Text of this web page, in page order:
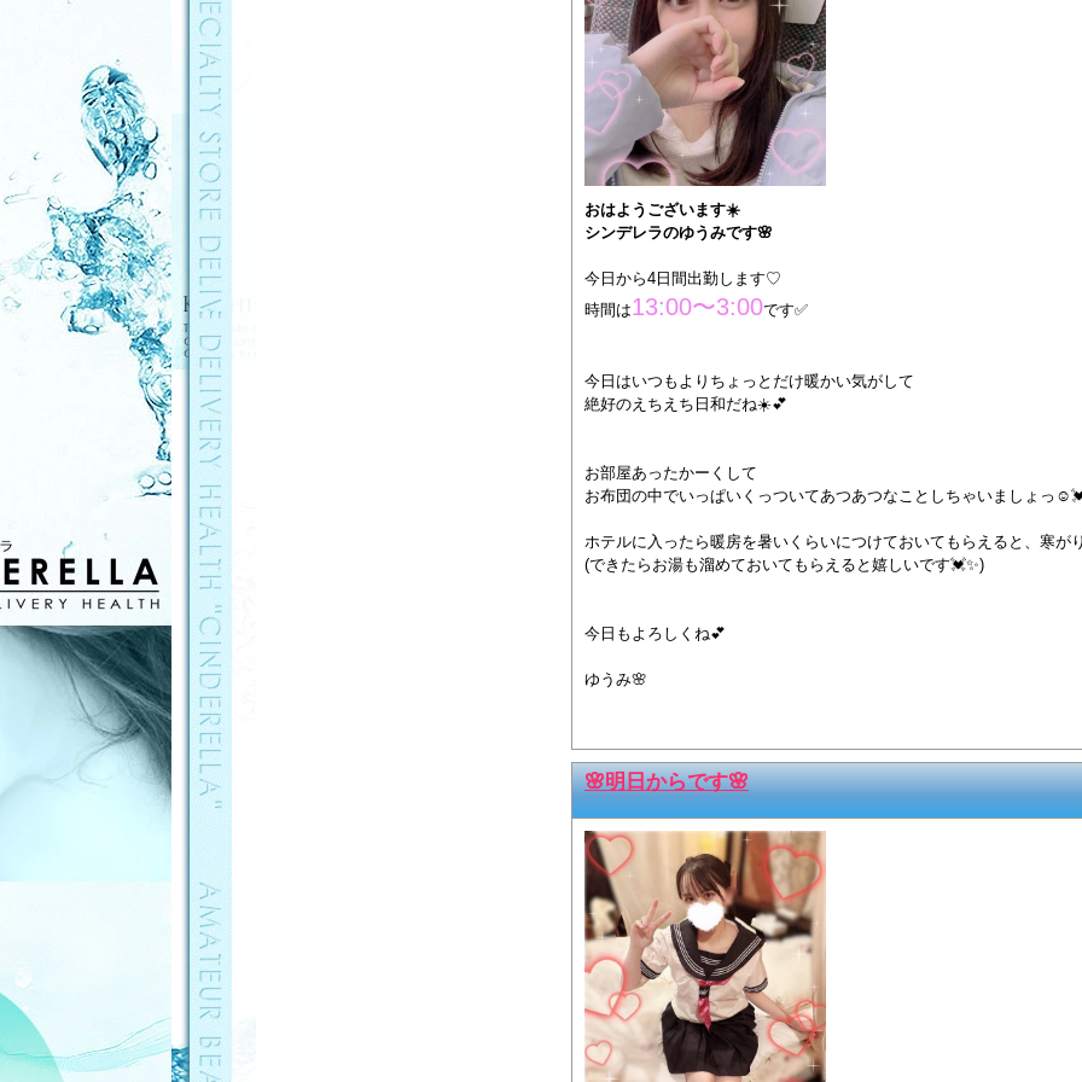
おはようございます☀️
シンデレラのゆうみです🌸
今日から4日間出勤します♡
時間は13:00〜3:00です✅
今日はいつもよりちょっとだけ暖かい気がして
絶好のえちえち日和だね☀️💕︎
お部屋あったかーくして
お布団の中でいっぱいくっついてあつあつなことしちゃいましょっ
ホテルに入ったら暖房を暑いくらいにつけておいてもらえると、寒が
(できたらお湯も溜めておいてもらえると嬉しいです💓✨)
今日もよろしくね💕︎
ゆうみ🌸
🌸明日からです🌸